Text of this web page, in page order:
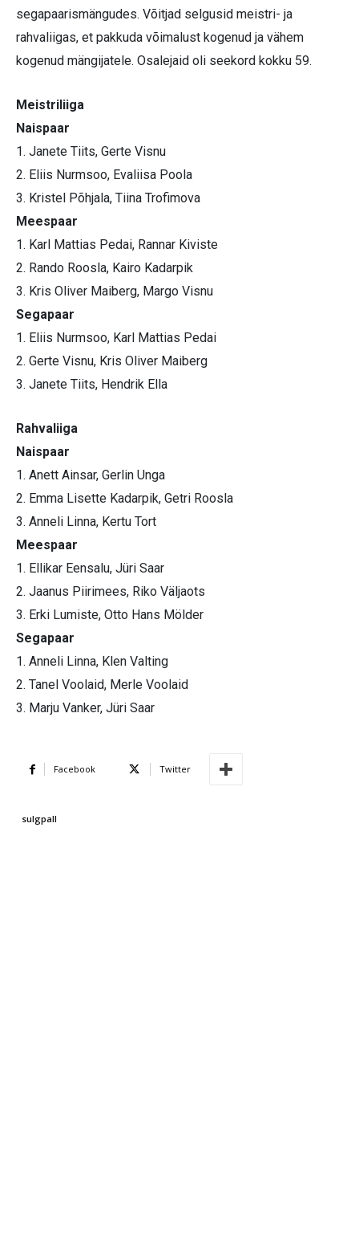
segapaarismängudes. Võitjad selgusid meistri- ja
rahvaliigas, et pakkuda võimalust kogenud ja vähem
kogenud mängijatele. Osalejaid oli seekord kokku 59.
Meistriliiga
Naispaar
1. Janete Tiits, Gerte Visnu
2. Eliis Nurmsoo, Evaliisa Poola
3. Kristel Põhjala, Tiina Trofimova
Meespaar
1. Karl Mattias Pedai, Rannar Kiviste
2. Rando Roosla, Kairo Kadarpik
3. Kris Oliver Maiberg, Margo Visnu
Segapaar
1. Eliis Nurmsoo, Karl Mattias Pedai
2. Gerte Visnu, Kris Oliver Maiberg
3. Janete Tiits, Hendrik Ella
Rahvaliiga
Naispaar
1. Anett Ainsar, Gerlin Unga
2. Emma Lisette Kadarpik, Getri Roosla
3. Anneli Linna, Kertu Tort
Meespaar
1. Ellikar Eensalu, Jüri Saar
2. Jaanus Piirimees, Riko Väljaots
3. Erki Lumiste, Otto Hans Mölder
Segapaar
1. Anneli Linna, Klen Valting
2. Tanel Voolaid, Merle Voolaid
3. Marju Vanker, Jüri Saar
Facebook Twitter
sulgpall